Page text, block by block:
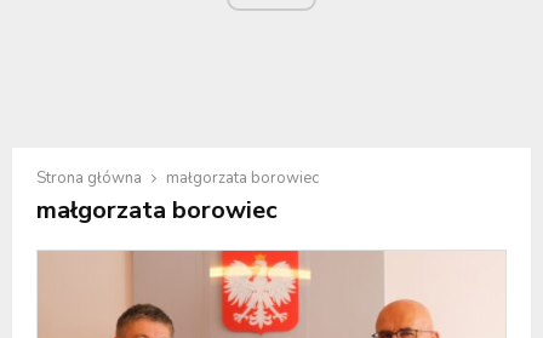
Strona główna małgorzata borowiec
małgorzata borowiec